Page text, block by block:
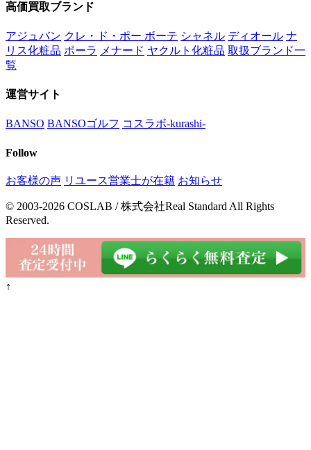
高価買取ブランド
アジュバン クレ・ド・ポー ボーテ シャネル ディオール ナ
リス化粧品 ポーラ メナード ヤクルト化粧品 取扱ブランド一
覧
運営サイト
BANSO BANSOゴルフ コスラボ-kurashi-
Follow
お客様の声 リユース営業士が在籍 お知らせ
© 2003-2026 COSLAB / 株式会社Real Standard All Rights
Reserved.
↑